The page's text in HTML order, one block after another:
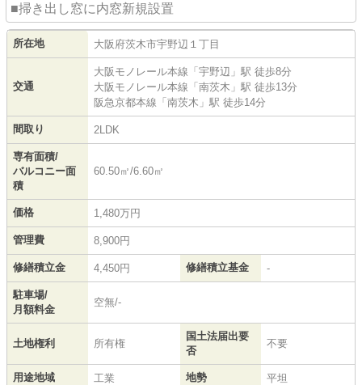
■掃き出し窓に内窓新規設置
所在地 大阪府茨木市宇野辺 １丁目
交通
大阪モノレール本線 「 宇野辺 」駅 徒歩8分
大阪モノレール本線 「 南茨木 」駅 徒歩13分
阪急京都本線 「 南茨木 」駅 徒歩14分
間取り 2LDK
専有面積/
バルコニー面
積
60.50㎡/6.60㎡
価格 1,480万円
管理費 8,900円
修繕積立金 4,450円 修繕積立基金 -
駐車場/
月額料金
空無/-
土地権利 所有権
国土法届出要
否
不要
用途地域 工業 地勢 平坦